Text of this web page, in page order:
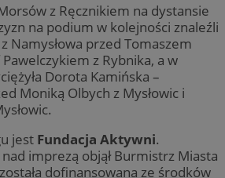
z Ręcznikiem na dystansie
na podium w kolejności znaleźli
Namysłowa przed Tomaszem
z Rybnika, a w
Dorota Kamińska –
Moniką Olbych z Mysłowic i
jest Fundacja Aktywni.
imprezą objął Burmistrz Miasta
dofinansowana ze środków